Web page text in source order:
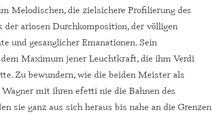
Melodischen, die zielsichere Profilierung des
ariosen Durchkomposition, der völligen
und gesanglicher Emanationen. Sein
Maximum jener Leuchtkraft, die ihm Verdi
Zu bewundern, wie die beiden Meister als
mit ihren efetti nie die Bahnen des
sie ganz aus sich heraus bis nahe an die Grenzen